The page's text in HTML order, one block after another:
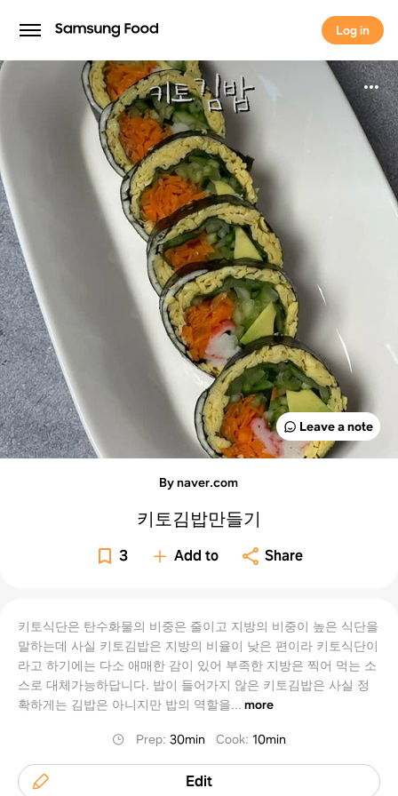
Log in
Log in
Leave a note
By naver.com
키토김밥만들기
3 Add to Share
키토식단은 탄수화물의 비중은 줄이고 지방의 비중이 높은 식단을
말하는데 사실 키토김밥은 지방의 비율이 낮은 편이라 키토식단이
라고 하기에는 다소 애매한 감이 있어 부족한 지방은 찍어 먹는 소
스로 대체가능하답니다. 밥이 들어가지 않은 키토김밥은 사실 정
확하게는 김밥은 아니지만 밥의 역할을... more
Prep:30min Cook:10min
Edit